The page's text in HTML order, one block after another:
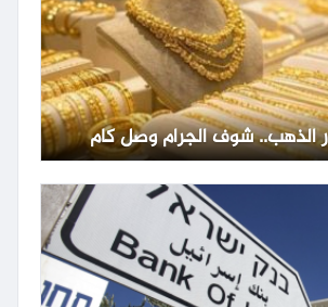
الذهب.. شوف الجرام وصل كام